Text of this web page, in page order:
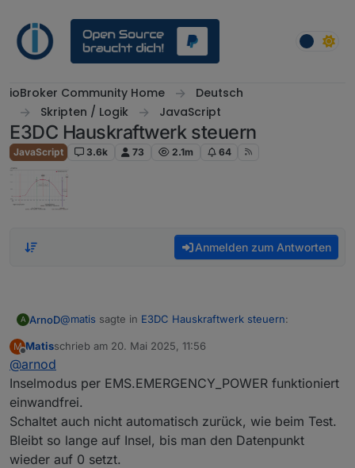
ioBroker Community Home
Deutsch
Skripten / Logik
JavaScript
E3DC Hauskraftwerk steuern
JavaScript 3.6k 73 2.1m 64
Anmelden zum Antworten
A ArnoD@matis sagte in E3DC Hauskraftwerk steuern:
Mutig :-)
Hätte mir das schon länger mal vorgenommen, aber da
ich diese Funktion aktuell nicht benötige, immer wieder
verschoben.
M
Offline
Matisschrieb am 20. Mai 2025, 11:56
zuletzt editiert von
@arnod
Inselmodus per EMS.EMERGENCY_POWER funktioniert
einwandfrei.
Schaltet auch nicht automatisch zurück, wie beim Test.
Bleibt so lange auf Insel, bis man den Datenpunkt
wieder auf 0 setzt.